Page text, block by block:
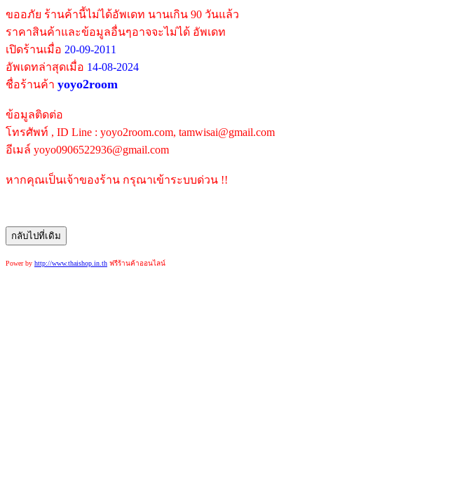
ขออภัย ร้านค้านี้ไม่ได้อัพเดท นานเกิน 90 วันแล้ว
ราคาสินค้าและข้อมูลอื่นๆอาจจะไม่ได้ อัพเดท
เปิดร้านเมื่อ 20-09-2011
อัพเดทล่าสุดเมื่อ 14-08-2024
ชื่อร้านค้า yoyo2room
ข้อมูลติดต่อ
โทรศัพท์ , ID Line : yoyo2room.com, tamwisai@gmail.com
อีเมล์ yoyo0906522936@gmail.com
หากคุณเป็นเจ้าของร้าน กรุณาเข้าระบบด่วน !!
Power by http://www.thaishop.in.th ฟรีร้านค้าออนไลน์